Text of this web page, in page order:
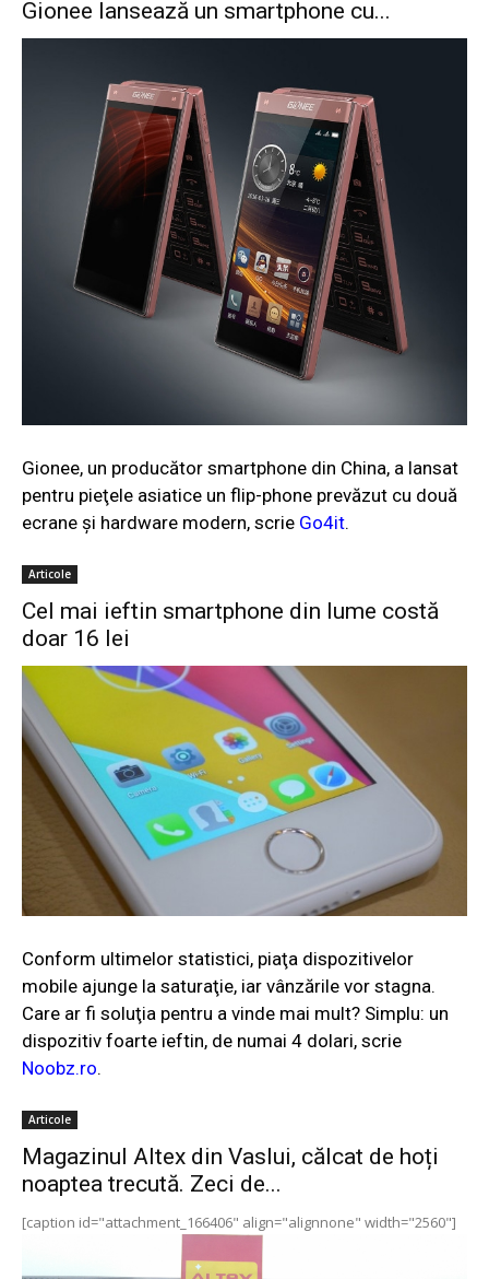
Gionee lansează un smartphone cu...
Gionee, un producător smartphone din China, a lansat
pentru pieţele asiatice un flip-phone prevăzut cu două
ecrane şi hardware modern, scrie Go4it.
Articole
Cel mai ieftin smartphone din lume costă
doar 16 lei
Conform ultimelor statistici, piaţa dispozitivelor
mobile ajunge la saturaţie, iar vânzările vor stagna.
Care ar fi soluţia pentru a vinde mai mult? Simplu: un
dispozitiv foarte ieftin, de numai 4 dolari, scrie
Noobz.ro.
Articole
Magazinul Altex din Vaslui, călcat de hoți
noaptea trecută. Zeci de...
[caption id="attachment_166406" align="alignnone" width="2560"]